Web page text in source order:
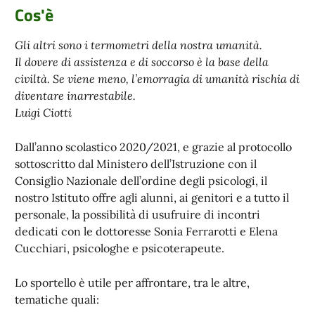
Cos'è
Gli altri sono i termometri della nostra umanità.
Il dovere di assistenza e di soccorso è la base della
civiltà. Se viene meno, l’emorragia di umanità rischia di
diventare inarrestabile.
Luigi Ciotti
Dall’anno scolastico 2020/2021, e grazie al protocollo
sottoscritto dal Ministero dell’Istruzione con il
Consiglio Nazionale dell’ordine degli psicologi, il
nostro Istituto offre agli alunni, ai genitori e a tutto il
personale, la possibilità di usufruire di incontri
dedicati con le dottoresse Sonia Ferrarotti e Elena
Cucchiari, psicologhe e psicoterapeute.
Lo sportello è utile per affrontare, tra le altre,
tematiche quali: